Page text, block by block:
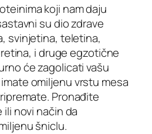
koji nam daju
su dio zdrave
svinjetina, teletina,
i druge egzotične
će zagolicati vašu
omiljenu vrstu mesa
Pronađite
novi način da
šniclu.